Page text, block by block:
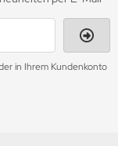
in Ihrem Kundenkonto